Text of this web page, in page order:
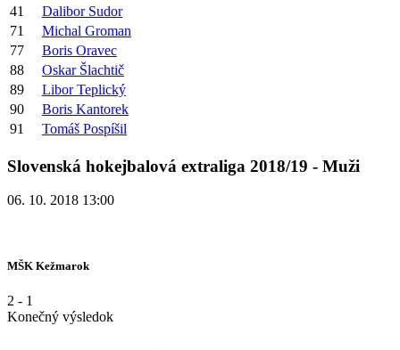
41
Dalibor Sudor
71
Michal Groman
77
Boris Oravec
88
Oskar Šlachtič
89
Libor Teplický
90
Boris Kantorek
91
Tomáš Pospíšil
Slovenská hokejbalová extraliga 2018/19 - Muži
06. 10. 2018 13:00
MŠK Kežmarok
2 - 1
Konečný výsledok